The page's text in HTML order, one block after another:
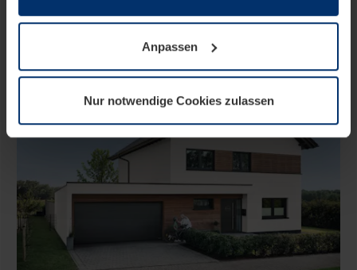
wenn diese für den Betrieb dieser Seite unbedingt
notwendig sind. Für alle anderen Cookie-Typen benötigen
wir Ihre Erlaubnis. Ihre Einwilligung können Sie jederzeit
Datenschutzerklärungunserer Website ändern oder
widerrufen.
Anpassen
Nur notwendige Cookies zulassen